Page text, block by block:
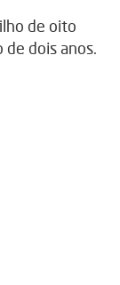
de oito
de dois anos.